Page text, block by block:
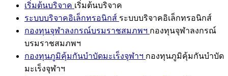
เริ่มต้นบริจาค เริ่มต้นบริจาค
ระบบบริจาคอิเล็กทรอนิกส์ ระบบบริจาคอิเล็กทรอนิกส์
กองทุนจุฬาลงกรณ์บรมราชสมภพฯ กองทุนจุฬาลงกรณ์
บรมราชสมภพฯ
กองทุนภูมิคุ้มกันบำบัดมะเร็งจุฬาฯ กองทุนภูมิคุ้มกันบำบัด
มะเร็งจุฬาฯ